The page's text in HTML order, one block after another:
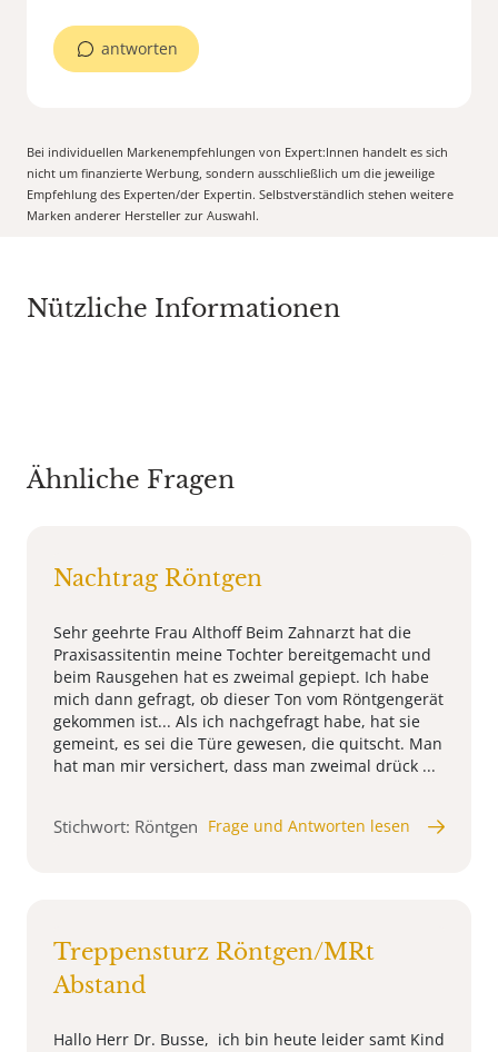
antworten
Bei individuellen Markenempfehlungen von Expert:Innen handelt es sich
nicht um finanzierte Werbung, sondern ausschließlich um die jeweilige
Empfehlung des Experten/der Expertin. Selbstverständlich stehen weitere
Marken anderer Hersteller zur Auswahl.
Nützliche Informationen
Ähnliche Fragen
Nachtrag Röntgen
Sehr geehrte Frau Althoff Beim Zahnarzt hat die
Praxisassitentin meine Tochter bereitgemacht und
beim Rausgehen hat es zweimal gepiept. Ich habe
mich dann gefragt, ob dieser Ton vom Röntgengerät
gekommen ist... Als ich nachgefragt habe, hat sie
gemeint, es sei die Türe gewesen, die quitscht. Man
hat man mir versichert, dass man zweimal drück ...
Stichwort: Röntgen Frage und Antworten lesen
Treppensturz Röntgen/MRt
Abstand
Hallo Herr Dr. Busse, ich bin heute leider samt Kind